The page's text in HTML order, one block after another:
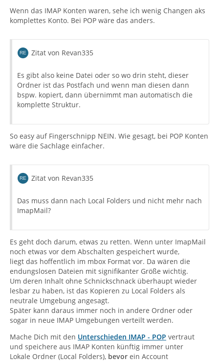
Wenn das IMAP Konten waren, sehe ich wenig Changen aks
komplettes Konto. Bei POP wäre das anders.
Zitat von Revan335
Es gibt also keine Datei oder so wo drin steht, dieser
Ordner ist das Postfach und wenn man diesen dann
bspw. kopiert, dann übernimmt man automatisch die
komplette Struktur.
So easy auf Fingerschnipp NEIN. Wie gesagt, bei POP Konten
wäre die Sachlage einfacher.
Zitat von Revan335
Das muss dann nach Local Folders und nicht mehr nach
ImapMail?
Es geht doch darum, etwas zu retten. Wenn unter ImapMail
noch etwas vor dem Abschalten gespeichert wurde,
liegt das hoffentlich im mbox Format vor. Da wären die
endungslosen Dateien mit signifikanter Größe wichtig.
Um deren Inhalt ohne Schnickschnack überhaupt wieder
lesbar zu haben, ist das Kopieren zu Local Folders als
neutrale Umgebung angesagt.
Später kann daraus immer noch in andere Ordner oder
sogar in neue IMAP Umgebungen verteilt werden.
Mache Dich mit den Unterschieden IMAP - POP vertraut
und speichere aus IMAP Konten künftig immer unter
Lokale Ordner (Local Folders), bevor ein Account